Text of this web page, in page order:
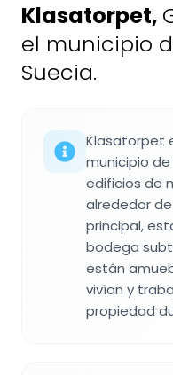
Klasatorpet,
el municipio
Suecia.
Klasatorpet
municipio
edificios de
alrededor de
principal,
bodega
están
vivían y
propiedad